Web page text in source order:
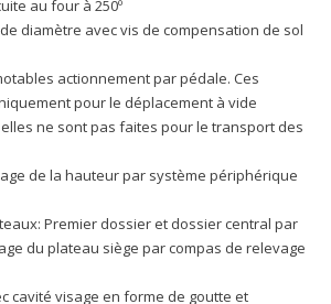
au four à 250º
diamètre avec vis de compensation de sol
actionnement par pédale. Ces
pour le déplacement à vide
elles ne sont pas faites pour le transport des
de la hauteur par système périphérique
Premier dossier et dossier central par
du plateau siège par compas de relevage
cavité visage en forme de goutte et